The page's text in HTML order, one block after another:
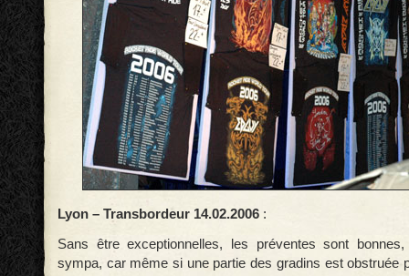
Lyon – Transbordeur 14.02.2006 :
Sans être exceptionnelles, les préventes sont
sympa, car même si une partie des gradins est obstruée